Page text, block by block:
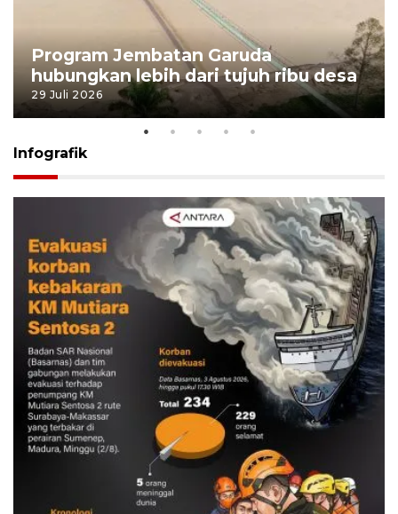
Program Jembatan Garuda
hubungkan lebih dari tujuh ribu desa
29 Juli 2026
Infografik